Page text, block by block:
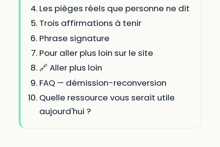
Les pièges réels que personne ne dit
Trois affirmations à tenir
Phrase signature
Pour aller plus loin sur le site
🔗 Aller plus loin
FAQ — démission-reconversion
Quelle ressource vous serait utile
aujourd'hui ?